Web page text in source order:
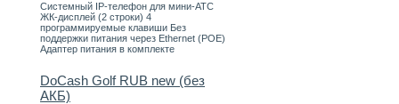
Системный IP-телефон для мини-АТС
ЖК-дисплей (2 строки) 4
программируемые клавиши Без
поддержки питания через Ethernet (POE)
Адаптер питания в комплекте
DoCash Golf RUB new (без
АКБ)